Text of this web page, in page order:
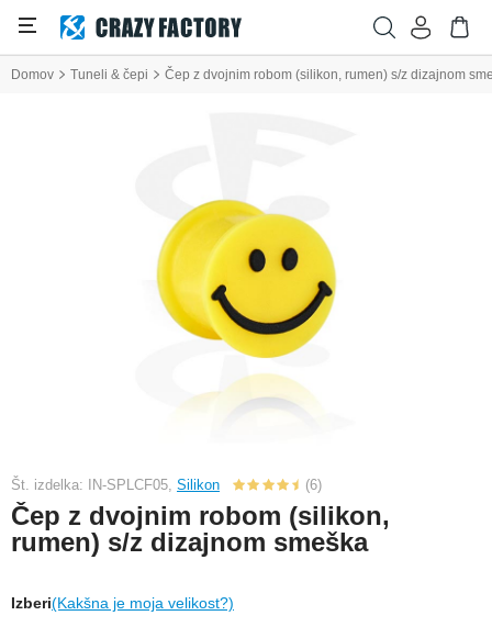
Domov Tuneli & čepi Čep z dvojnim robom (silikon, rumen) s/z dizajnom
Št. izdelka: IN-SPLCF05, Silikon (6)
Čep z dvojnim robom (silikon,
rumen) s/z dizajnom smeška
Izberi(Kakšna je moja velikost?)